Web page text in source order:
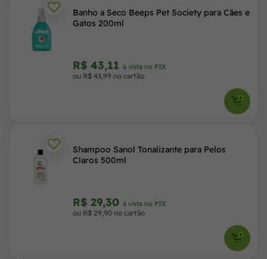
Banho a Seco Beeps Pet Society para Cães e
Gatos 200ml
R$ 43,11 à vista no PIX
ou R$ 43,99 no cartão
Shampoo Sanol Tonalizante para Pelos
Claros 500ml
R$ 29,30 à vista no PIX
ou R$ 29,90 no cartão